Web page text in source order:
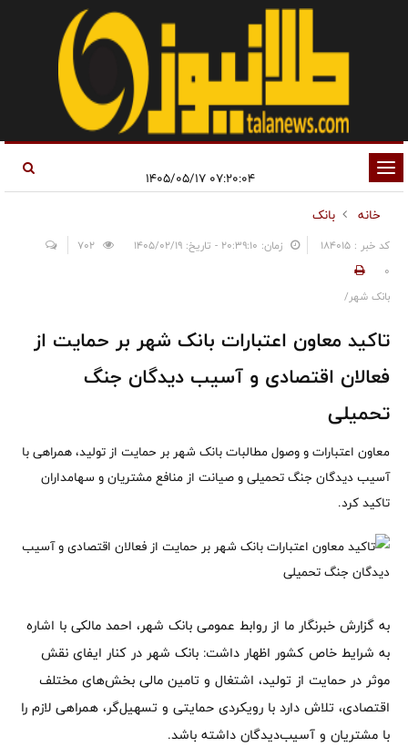
تغییر
وضعیت
ناوبری
۰۷:۲۰:۰۴ ۱۴۰۵/۰۵/۱۷
خانه
بانک
کد خبر : 184015 زمان: ۲۰:۳۹:۱۰ - تاریخ: ۱۴۰۵/۰۲/۱۹
0
بانک شهر/
تاکید معاون اعتبارات بانک شهر بر حمایت از
فعالان اقتصادی و آسیب دیدگان جنگ
تحمیلی
معاون اعتبارات و وصول مطالبات بانک شهر بر حمایت از تولید، همراهی با
آسیب دیدگان جنگ تحمیلی و صیانت از منافع مشتریان و سهامداران
تاکید کرد.
به گزارش خبرنگار ما از روابط عمومی بانک شهر، احمد مالکی با اشاره
به شرایط خاص کشور اظهار داشت: بانک شهر در کنار ایفای نقش
موثر در حمایت از تولید، اشتغال و تامین مالی بخش‌های مختلف
اقتصادی، تلاش دارد با رویکردی حمایتی و تسهیل‌گر، همراهی لازم را
با مشتریان و آسیب‌دیدگان داشته باشد.